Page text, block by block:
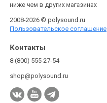
ниже чем в других магазинах
2008-2026 © polysound.ru
Пользовательское соглашение
Контакты
8 (800) 555-27-54
shop@polysound.ru